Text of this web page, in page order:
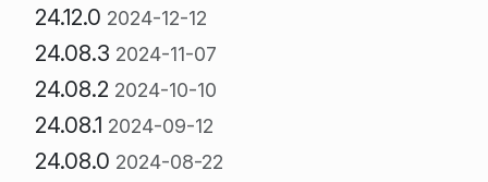
24.12.0 2024-12-12
24.08.3 2024-11-07
24.08.2 2024-10-10
24.08.1 2024-09-12
24.08.0 2024-08-22